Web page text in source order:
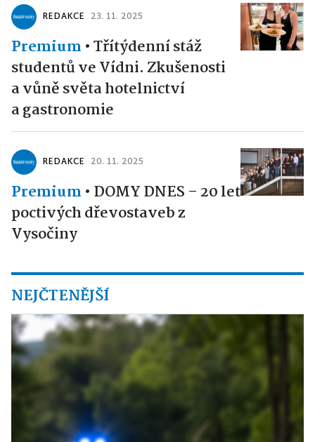
REDAKCE 23. 11. 2025
Premium •Třítýdenní stáž
studentů ve Vídni. Zkušenosti
a vůně světa hotelnictví
a gastronomie
REDAKCE 20. 11. 2025
Premium • DOMY DNES – 20 let
poctivých dřevostaveb z
Vysočiny
NEJČTENĚJŠÍ